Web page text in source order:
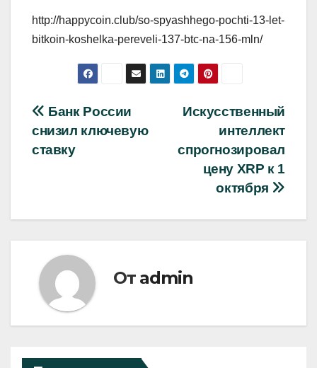
http://happycoin.club/so-spyashhego-pochti-13-let-
bitkoin-koshelka-pereveli-137-btc-na-156-mln/
Навигация
по
Искусственный
интеллект
спрогнозировал
цену XRP к 1
октября
Банк России
снизил ключевую
ставку
От admin